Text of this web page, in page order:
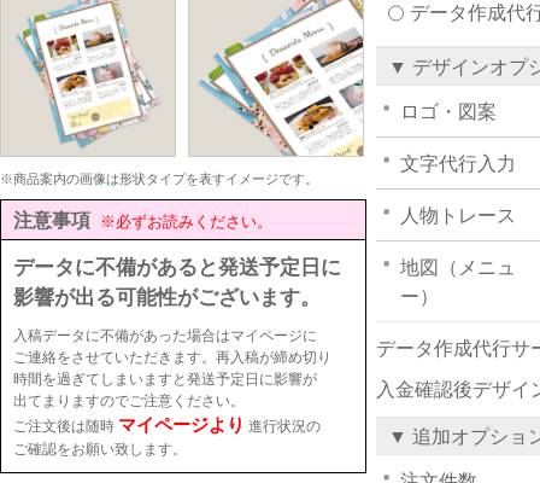
※商品案内の画像は形状タイプを表すイメージです。
注意事項 ※必ずお読みください。
データに不備があると発送予定日に
影響が出る可能性がございます。
入稿データに不備があった場合はマイページに
ご連絡をさせていただきます。再入稿が締め切り
時間を過ぎてしまいますと発送予定日に影響が
出てまりますのでご注意ください。
ご注文後は随時 マイページより 進行状況の
ご確認をお願い致します。
データ作成代
▼ デザインオプ
ロゴ・図案
文字代行入力
人物トレース
地図（メニュ
ー）
データ作成代行サ
入金確認後デザイ
▼ 追加オプショ